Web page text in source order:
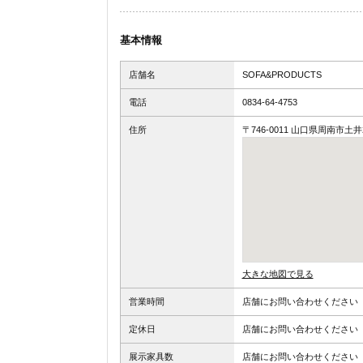
基本情報
店舗名 SOFA&PRODUCTS
電話 0834-64-4753
住所 〒746-0011 山口県周南市土
大きな地図で見る
営業時間 店舗にお問い合わせください
定休日 店舗にお問い合わせください
展示家具数 店舗にお問い合わせください